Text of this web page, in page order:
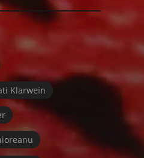
Klarwein